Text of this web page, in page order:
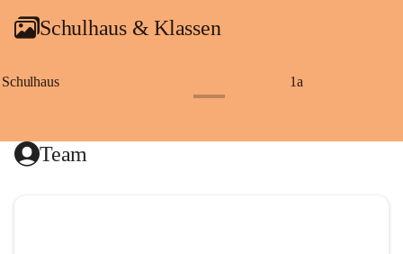
Schulhaus & Klassen
Schulhaus 1a
Team